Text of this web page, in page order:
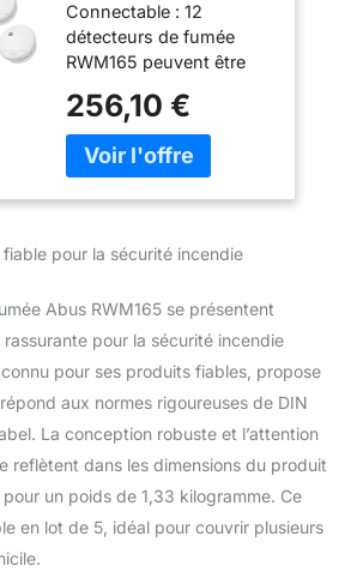
de 10 Ans - 12
détecteurs
interconnectables -
Q-Label & DIN
EN14604 Certifié -
Alarme 85 DB -
Blanc - Lot de 5
Connectable : 12
détecteurs de fumée
RWM165 peuvent être
autres par radio – signale
une alarme (volume de
85 dB), de sorte que
radio : une distance
est possible entre les
détecteurs en raison de
la connexion sans fil
batterie au lithium 3 V
intégrée avec une durée
de vie de 10 ans |
Avertissement en cas de
détecteur de fumée est
256,10 €
pour la sécurité incendie
Abus RWM165 se présentent
pour la sécurité incendie
pour ses produits fiables, propose
aux normes rigoureuses de DIN
La conception robuste et l’attention
reflètent dans les dimensions du produit
pour un poids de 1,33 kilogramme. Ce
en lot de 5, idéal pour couvrir plusieurs